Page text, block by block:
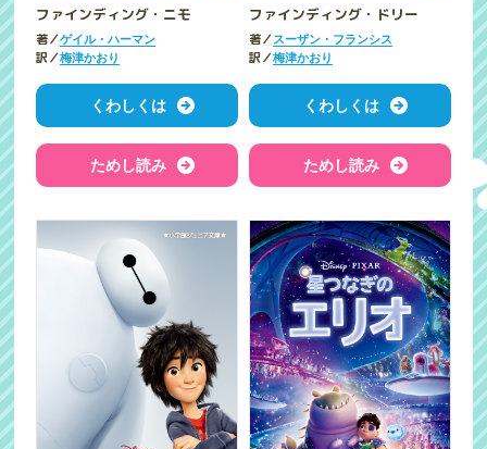
ファインディング・ニモ
著／ゲイル・ハーマン
訳／梅津かおり
くわしくは
ためし読み
ファインディング・ドリー
著／スーザン・フランシス
訳／梅津かおり
くわしくは
ためし読み